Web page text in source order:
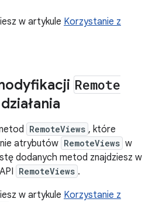
w artykule Korzystanie z
Remote
RemoteViews , które
atrybutów RemoteViews w
dodanych metod znajdziesz w
RemoteViews .
w artykule Korzystanie z